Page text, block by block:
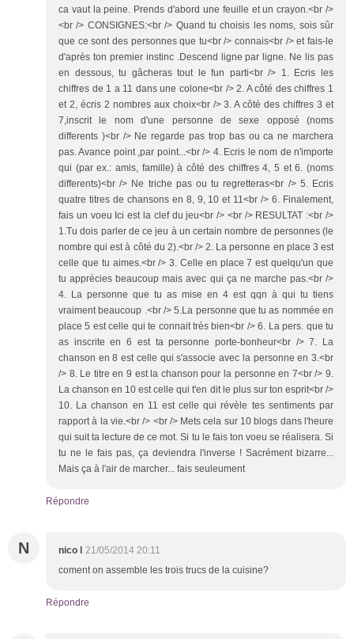
ca vaut la peine. Prends d'abord une feuille et un crayon.<br />
<br /> CONSIGNES:<br /> Quand tu choisis les noms, sois sûr
que ce sont des personnes que tu<br /> connais<br /> et fais-le
d'après ton premier instinc .Descend ligne par ligne. Ne lis pas
en dessous, tu gâcheras tout le fun parti<br /> 1. Ecris les
chiffres de 1 a 11 dans une colone<br /> 2. A côté des chiffres 1
et 2, écris 2 nombres aux choix<br /> 3. A côté des chiffres 3 et
7,inscrit le nom d'une personne de sexe opposé (noms
differents )<br /> Ne regarde pas trop bas ou ca ne marchera
pas. Avance point ,par point...<br /> 4. Ecris le nom de n'importe
qui (par ex.: amis, famille) à côté des chiffres 4, 5 et 6. (noms
differents)<br /> Ne triche pas ou tu regretteras<br /> 5. Ecris
quatre titres de chansons en 8, 9, 10 et 11<br /> 6. Finalement,
fais un voeu Ici est la clef du jeu<br /> <br /> RESULTAT :<br />
1.Tu dois parler de ce jeu à un certain nombre de personnes (le
nombre qui est à côté du 2).<br /> 2. La personne en place 3 est
celle que tu aimes.<br /> 3. Celle en place 7 est quelqu'un que
tu apprécies beaucoup mais avec qui ça ne marche pas.<br />
4. La personne que tu as mise en 4 est qqn à qui tu tiens
vraiment beaucoup .<br /> 5.La personne que tu as nommée en
place 5 est celle qui te connait très bien<br /> 6. La pers. que tu
as inscrite en 6 est ta personne porte-bonheur<br /> 7. La
chanson en 8 est celle qui s'associe avec la personne en 3.<br
/> 8. Le titre en 9 est la chanson pour la personne en 7<br /> 9.
La chanson en 10 est celle qui t'en dit le plus sur ton esprit<br />
10. La chanson en 11 est celle qui révèle tes sentiments par
rapport à la vie.<br /> <br /> Mets cela sur 10 blogs dans l'heure
qui suit ta lecture de ce mot. Si tu le fais ton voeu se réalisera. Si
tu ne le fais pas, ça deviendra l'inverse ! Sacrément bizarre...
Mais ça à l'air de marcher... fais seuleument
Répondre
N nico l 21/05/2014 20:11
coment on assemble les trois trucs de la cuisine?
Répondre